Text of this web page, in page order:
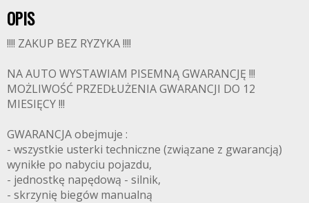
OPIS
!!!! ZAKUP BEZ RYZYKA !!!!
NA AUTO WYSTAWIAM PISEMNĄ GWARANCJĘ !!!
MOŻLIWOŚĆ PRZEDŁUŻENIA GWARANCJI DO 12
MIESIĘCY !!!
GWARANCJA obejmuje :
- wszystkie usterki techniczne (związane z gwarancją)
wynikłe po nabyciu pojazdu,
- jednostkę napędową - silnik,
- skrzynię biegów manualną